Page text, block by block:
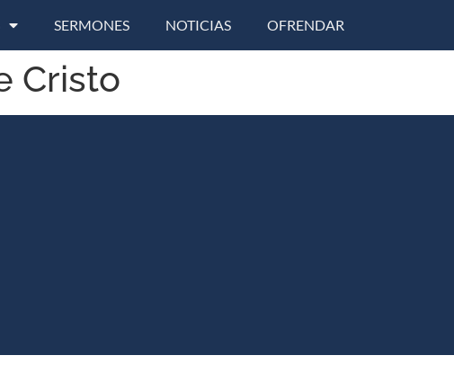
SERMONES NOTICIAS OFRENDAR
Cristo